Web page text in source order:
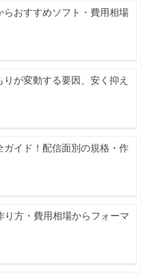
おすすめソフト・費用相場
が変動する要因、安く抑え
ガイド！配信面別の規格・作
方・費用相場からフォーマ